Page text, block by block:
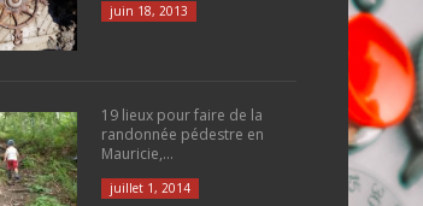
juin 18, 2013
19 lieux pour faire de la
randonnée pédestre en
Mauricie,...
juillet 1, 2014